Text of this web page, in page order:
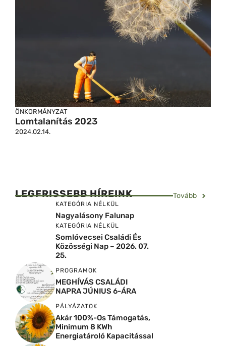
ÖNKORMÁNYZAT
Lomtalanítás 2023
2024.02.14.
LEGFRISSEBB HÍREINK Tovább
KATEGÓRIA NÉLKÜL
Nagyalásony Falunap
KATEGÓRIA NÉLKÜL
Somlóvecsei Családi És
Közösségi Nap – 2026. 07.
25.
PROGRAMOK
MEGHÍVÁS CSALÁDI
NAPRA JÚNIUS 6-ÁRA
PÁLYÁZATOK
Akár 100%-Os Támogatás,
Minimum 8 KWh
Energiatároló Kapacitással